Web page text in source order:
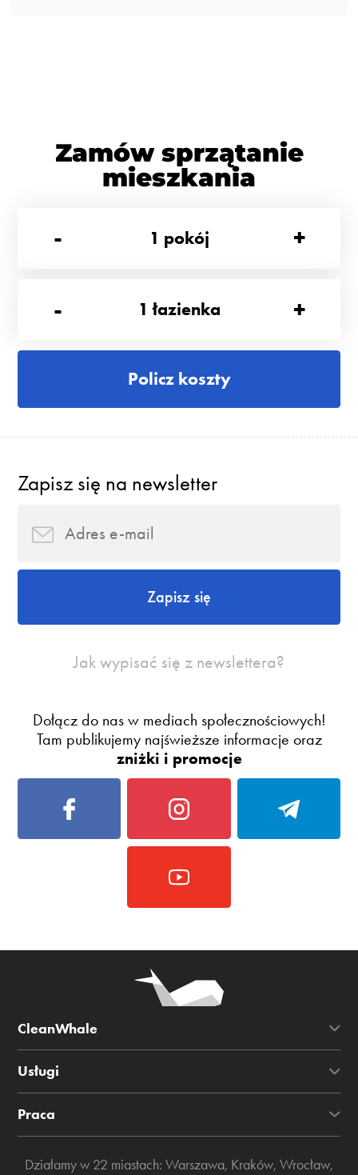
Zamów sprzątanie
mieszkania
-
1 pokój +
- 1 łazienka +
Policz koszty
Zapisz się na newsletter
Zapisz się
Jak wypisać się z newslettera?
Dołącz do nas w mediach społecznościowych!
Tam publikujemy najświeższe informacje oraz
zniżki i promocje
CleanWhale
Usługi
Praca
Działamy w 22 miastach: Warszawa, Kraków, Wrocław,